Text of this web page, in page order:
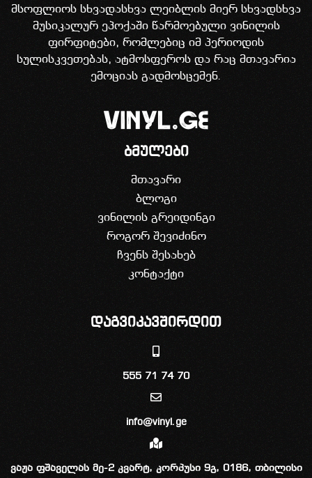
მსოფლიოს სხვადასხვა ლეიბლის მიერ სხვადსხვა
მუსიკალურ ეპოქაში წარმოებული ვინილის
ფირფიტები, რომლებიც იმ პერიოდის
სულისკვეთებას, ატმოსფეროს და რაც მთავარია
ემოციას გადმოსცემენ.
ბმულები
მთავარი
ბლოგი
ვინილის გრეიდინგი
როგორ შევიძინო
ჩვენს შესახებ
კონტაქტი
დაგვიკავშირდით
555 71 74 70
info@vinyl.ge
ვაჟა ფშაველას მე-2 კვარტ, კორპუსი 9გ, 0186, თბილისი